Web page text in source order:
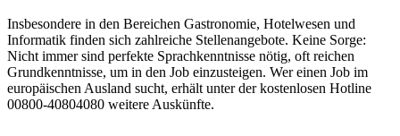
Insbesondere in den Bereichen Gastronomie, Hotelwesen und
Informatik finden sich zahlreiche Stellenangebote. Keine Sorge:
Nicht immer sind perfekte Sprachkenntnisse nötig, oft reichen
Grundkenntnisse, um in den Job einzusteigen. Wer einen Job im
europäischen Ausland sucht, erhält unter der kostenlosen Hotline
00800-40804080 weitere Auskünfte.